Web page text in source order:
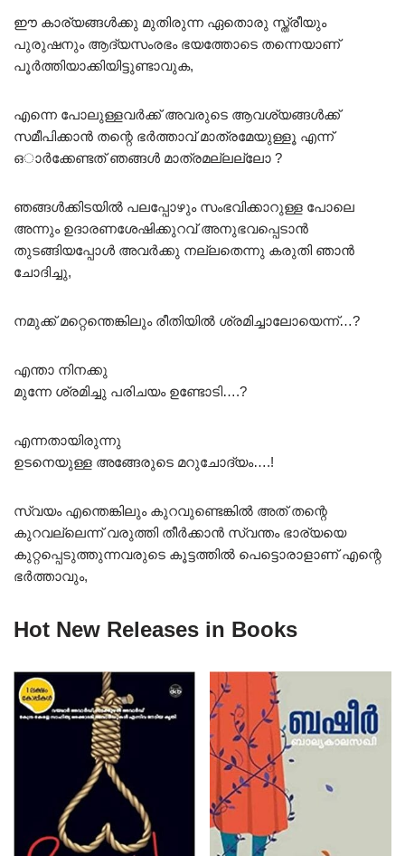
ഈ കാര്യങ്ങൾക്കു മുതിരുന്ന ഏതൊരു സ്ത്രീയും
പുരുഷനും ആദ്യസംരഭം ഭയത്തോടെ തന്നെയാണ്
പൂർത്തിയാക്കിയിട്ടുണ്ടാവുക,
എന്നെ പോലുള്ളവർക്ക് അവരുടെ ആവശ്യങ്ങൾക്ക്
സമീപിക്കാൻ തന്റെ ഭർത്താവ് മാത്രമേയുള്ളൂ എന്ന്
ഒാർക്കേണ്ടത് ഞങ്ങൾ മാത്രമല്ലല്ലോ ?
ഞങ്ങൾക്കിടയിൽ പലപ്പോഴും സംഭവിക്കാറുള്ള പോലെ
അന്നും ഉദാരണശേഷിക്കുറവ് അനുഭവപ്പെടാൻ
തുടങ്ങിയപ്പോൾ അവർക്കു നല്ലതെന്നു കരുതി ഞാൻ
ചോദിച്ചു,
നമുക്ക് മറ്റെന്തെങ്കിലും രീതിയിൽ ശ്രമിച്ചാലോയെന്ന്…?
എന്താ നിനക്കു
മുന്നേ ശ്രമിച്ചു പരിചയം ഉണ്ടോടി….?
എന്നതായിരുന്നു
ഉടനെയുള്ള അങ്ങേരുടെ മറുചോദ്യം….!
സ്വയം എന്തെങ്കിലും കുറവുണ്ടെങ്കിൽ അത് തന്റെ
കുറവല്ലെന്ന് വരുത്തി തീർക്കാൻ സ്വന്തം ഭാര്യയെ
കുറ്റപ്പെടുത്തുന്നവരുടെ കൂട്ടത്തിൽ പെട്ടൊരാളാണ് എന്റെ
ഭർത്താവും,
Hot New Releases in Books